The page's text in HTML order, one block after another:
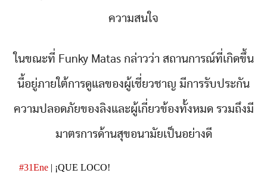
ความสนใจ
ในขณะที่ Funky Matas กล่าวว่า สถานการณ์ที่เกิดขึ้น
นี้อยู่ภายใต้การดูแลของผู้เชี่ยวชาญ มีการรับประกัน
ความปลอดภัยของลิงและผู้เกี่ยวข้องทั้งหมด รวมถึงมี
มาตรการด้านสุขอนามัยเป็นอย่างดี
#31Ene | ¡QUE LOCO!